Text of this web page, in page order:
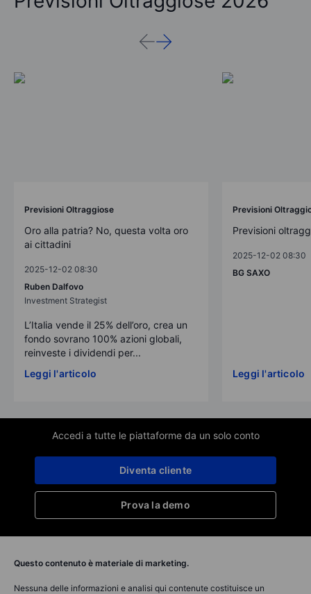
Previsioni Oltraggiose
Oro alla patria? No, questa volta oro
ai cittadini
2025-12-02 08:30
Ruben Dalfovo
Investment Strategist
L’Italia vende il 25% dell’oro, crea un
fondo sovrano 100% azioni globali,
reinveste i dividendi per...
Leggi l'articolo
Previsioni
Previsioni
2025-12-02 08:30
BG SAXO
Leggi l'articolo
Accedi a tutte le piattaforme da un solo conto
Prova la demo
Diventa cliente
Questo contenuto è materiale di marketing.
Nessuna delle informazioni e analisi qui contenute costituisce un